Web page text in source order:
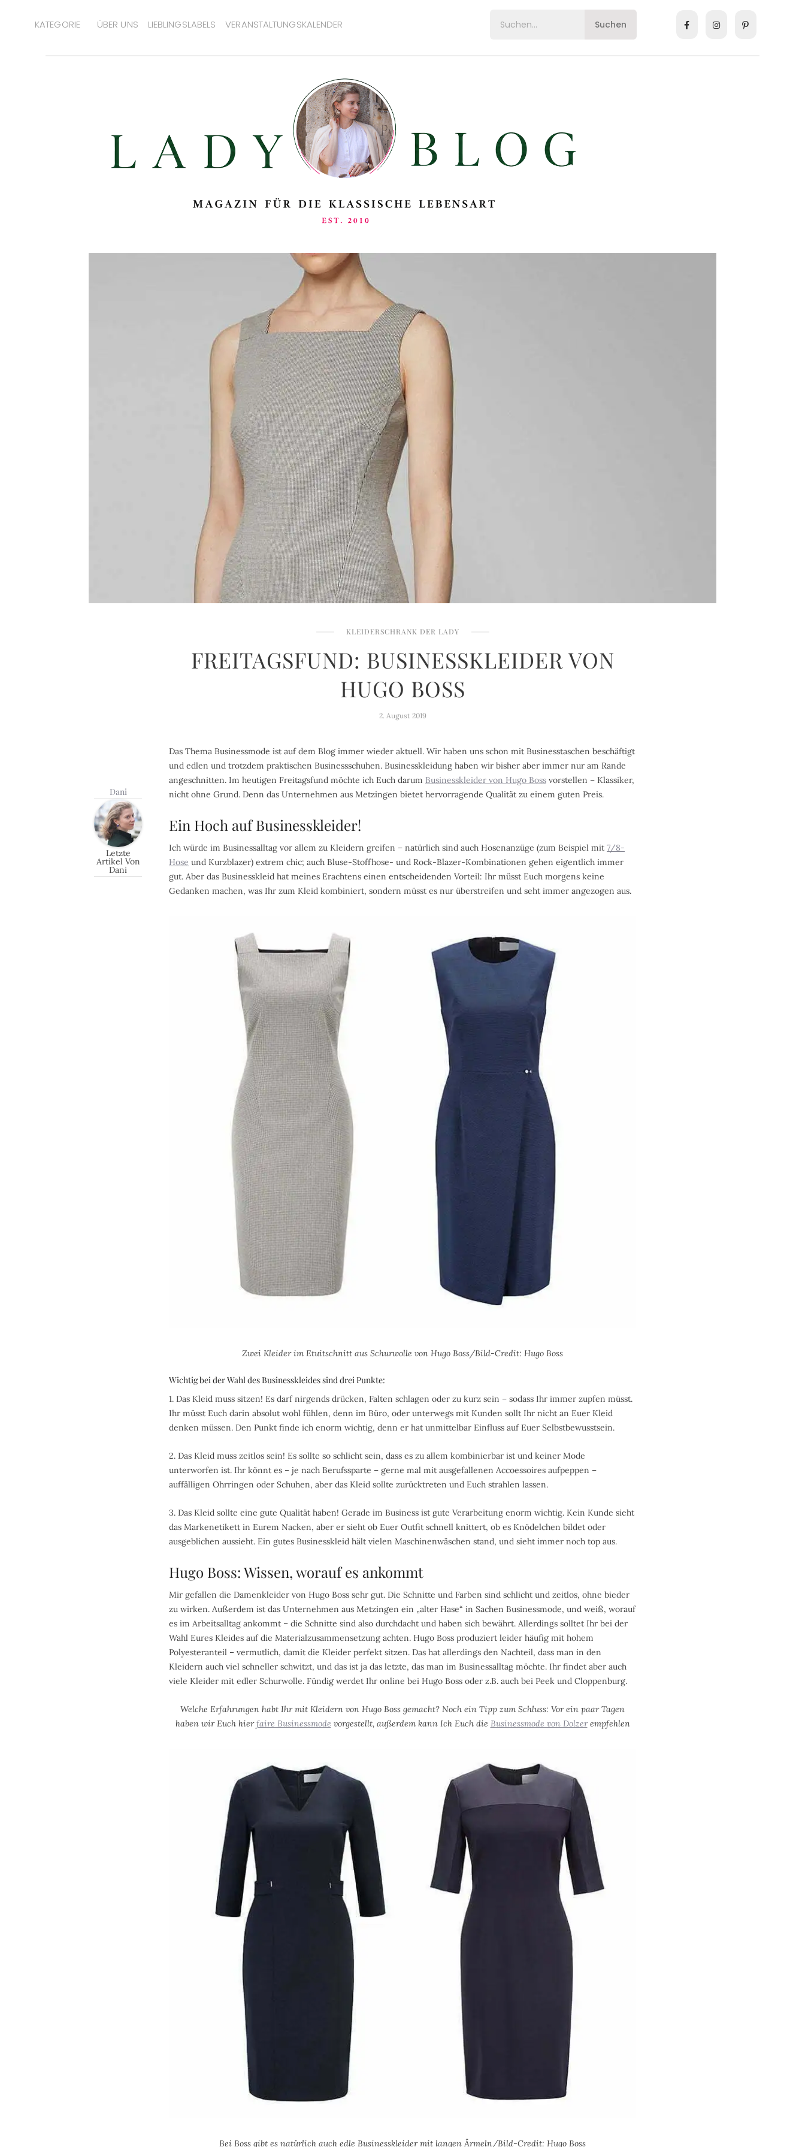
KATEGORIE ÜBER UNS LIEBLINGSLABELS VERANSTALTUNGSKALENDER Suchen
KLEIDERSCHRANK DER LADY
FREITAGSFUND: BUSINESSKLEIDER VON
HUGO BOSS
2. August 2019
Dani
Letzte
Artikel Von
Dani
Das Thema Businessmode ist auf dem Blog immer wieder aktuell. Wir haben uns schon mit Businesstaschen beschäftigt
und edlen und trotzdem praktischen Businessschuhen. Businesskleidung haben wir bisher aber immer nur am Rande
angeschnitten. Im heutigen Freitagsfund möchte ich Euch darum Businesskleider von Hugo Boss vorstellen – Klassiker,
nicht ohne Grund. Denn das Unternehmen aus Metzingen bietet hervorragende Qualität zu einem guten Preis.
Ein Hoch auf Businesskleider!
Ich würde im Businessalltag vor allem zu Kleidern greifen – natürlich sind auch Hosenanzüge (zum Beispiel mit 7/8-
Hose und Kurzblazer) extrem chic; auch Bluse-Stoffhose- und Rock-Blazer-Kombinationen gehen eigentlich immer
gut. Aber das Businesskleid hat meines Erachtens einen entscheidenden Vorteil: Ihr müsst Euch morgens keine
Gedanken machen, was Ihr zum Kleid kombiniert, sondern müsst es nur überstreifen und seht immer angezogen aus.
Zwei Kleider im Etuitschnitt aus Schurwolle von Hugo Boss/Bild-Credit: Hugo Boss
Wichtig bei der Wahl des Businesskleides sind drei Punkte:
1. Das Kleid muss sitzen! Es darf nirgends drücken, Falten schlagen oder zu kurz sein – sodass Ihr immer zupfen müsst.
Ihr müsst Euch darin absolut wohl fühlen, denn im Büro, oder unterwegs mit Kunden sollt Ihr nicht an Euer Kleid
denken müssen. Den Punkt finde ich enorm wichtig, denn er hat unmittelbar Einfluss auf Euer Selbstbewusstsein.
2. Das Kleid muss zeitlos sein! Es sollte so schlicht sein, dass es zu allem kombinierbar ist und keiner Mode
unterworfen ist. Ihr könnt es – je nach Berufssparte – gerne mal mit ausgefallenen Accoessoires aufpeppen –
auffälligen Ohrringen oder Schuhen, aber das Kleid sollte zurücktreten und Euch strahlen lassen.
3. Das Kleid sollte eine gute Qualität haben! Gerade im Business ist gute Verarbeitung enorm wichtig. Kein Kunde sieht
das Markenetikett in Eurem Nacken, aber er sieht ob Euer Outfit schnell knittert, ob es Knödelchen bildet oder
ausgeblichen aussieht. Ein gutes Businesskleid hält vielen Maschinenwäschen stand, und sieht immer noch top aus.
Hugo Boss: Wissen, worauf es ankommt
Mir gefallen die Damenkleider von Hugo Boss sehr gut. Die Schnitte und Farben sind schlicht und zeitlos, ohne bieder
zu wirken. Außerdem ist das Unternehmen aus Metzingen ein „alter Hase“ in Sachen Businessmode, und weiß, worauf
es im Arbeitsalltag ankommt – die Schnitte sind also durchdacht und haben sich bewährt. Allerdings solltet Ihr bei der
Wahl Eures Kleides auf die Materialzusammensetzung achten. Hugo Boss produziert leider häufig mit hohem
Polyesteranteil – vermutlich, damit die Kleider perfekt sitzen. Das hat allerdings den Nachteil, dass man in den
Kleidern auch viel schneller schwitzt, und das ist ja das letzte, das man im Businessalltag möchte. Ihr findet aber auch
viele Kleider mit edler Schurwolle. Fündig werdet Ihr online bei Hugo Boss oder z.B. auch bei Peek und Cloppenburg.
Welche Erfahrungen habt Ihr mit Kleidern von Hugo Boss gemacht? Noch ein Tipp zum Schluss: Vor ein paar Tagen
haben wir Euch hierfaire Businessmode vorgestellt, außerdem kann Ich Euch die Businessmode von Dolzerempfehlen
Bei Boss gibt es natürlich auch edle Businesskleider mit langen Ärmeln/Bild-Credit: Hugo Boss